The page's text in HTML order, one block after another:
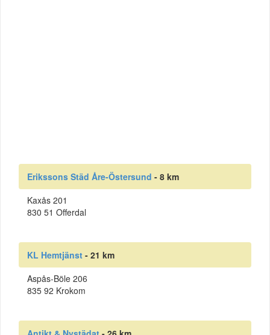
Erikssons Städ Åre-Östersund - 8 km
Kaxås 201
830 51 Offerdal
KL Hemtjänst - 21 km
Aspås-Böle 206
835 92 Krokom